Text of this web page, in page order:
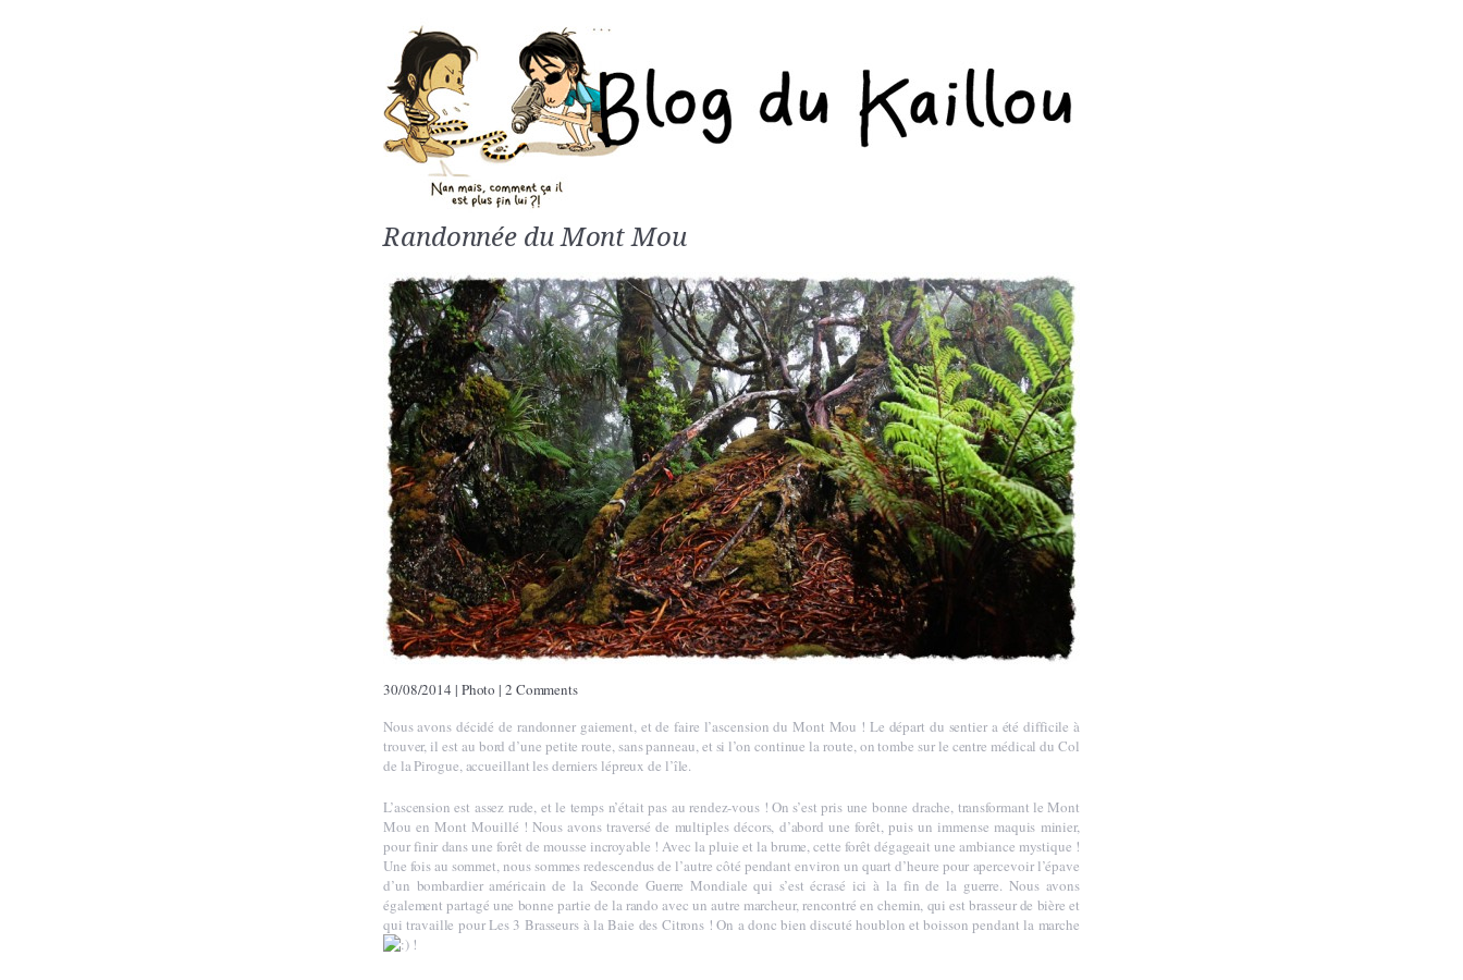
Randonnée du Mont Mou
30/08/2014 | Photo | 2 Comments
Nous avons décidé de randonner gaiement, et de faire l’ascension du Mont Mou ! Le départ du sentier a été difficile à
trouver, il est au bord d’une petite route, sans panneau, et si l’on continue la route, on tombe sur le centre médical du Col
de la Pirogue, accueillant les derniers lépreux de l’île.
L’ascension est assez rude, et le temps n’était pas au rendez-vous ! On s’est pris une bonne drache, transformant le Mont
Mou en Mont Mouillé ! Nous avons traversé de multiples décors, d’abord une forêt, puis un immense maquis minier,
pour finir dans une forêt de mousse incroyable ! Avec la pluie et la brume, cette forêt dégageait une ambiance mystique !
Une fois au sommet, nous sommes redescendus de l’autre côté pendant environ un quart d’heure pour apercevoir l’épave
d’un bombardier américain de la Seconde Guerre Mondiale qui s’est écrasé ici à la fin de la guerre. Nous avons
également partagé une bonne partie de la rando avec un autre marcheur, rencontré en chemin, qui est brasseur de bière et
qui travaille pour Les 3 Brasseurs à la Baie des Citrons ! On a donc bien discuté houblon et boisson pendant la marche
!